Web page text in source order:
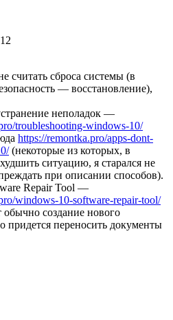
считать сброса системы (в
— восстановление),
неполадок —
troubleshooting-windows-10/
https://remontka.pro/apps-dont-
(некоторые из которых, в
ситуацию, я старался не
при описании способов).
Repair Tool —
windows-10-software-repair-tool/
создание нового
придется переносить документы